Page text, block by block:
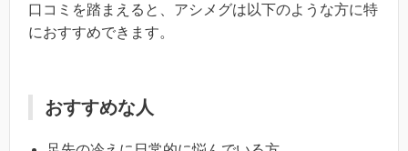
口コミを踏まえると、アシメグは以下のような方に特
におすすめできます。
おすすめな人